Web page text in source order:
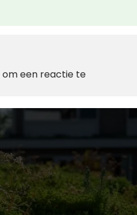
om een reactie te